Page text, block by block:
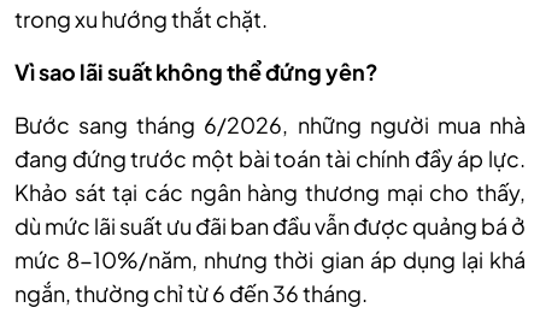
trong xu hướng thắt chặt.
Vì sao lãi suất không thể đứng yên?
Bước sang tháng 6/2026, những người mua nhà
đang đứng trước một bài toán tài chính đầy áp lực.
Khảo sát tại các ngân hàng thương mại cho thấy,
dù mức lãi suất ưu đãi ban đầu vẫn được quảng bá ở
mức 8-10%/năm, nhưng thời gian áp dụng lại khá
ngắn, thường chỉ từ 6 đến 36 tháng.